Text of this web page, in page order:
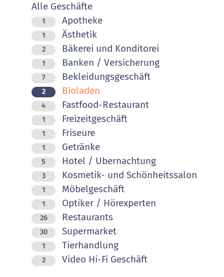
Alle Geschäfte
1 Apotheke
1 Ästhetik
2 Bäkerei und Konditorei
1 Banken / Versicherung
7 Bekleidungsgeschäft
2 Bioladen
4 Fastfood-Restaurant
1 Freizeitgeschäft
1 Friseure
1 Getränke
5 Hotel / Ubernachtung
3 Kosmetik- und Schönheitssalon
1 Möbelgeschäft
1 Optiker / Hörexperten
26 Restaurants
30 Supermarket
1 Tierhandlung
2 Video Hi-Fi Geschäft